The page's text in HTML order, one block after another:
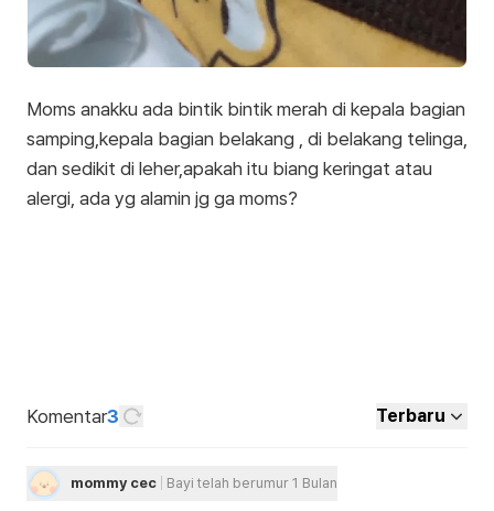
Moms anakku ada bintik bintik merah di kepala bagian
samping,kepala bagian belakang , di belakang telinga,
dan sedikit di leher,apakah itu biang keringat atau
alergi, ada yg alamin jg ga moms?
Komentar3 Terbaru
mommy cec Bayi telah berumur 1 Bulan